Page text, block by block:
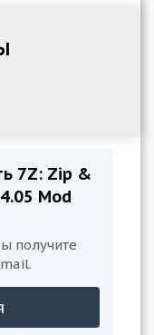
7Z: Zip &
Mod
получите